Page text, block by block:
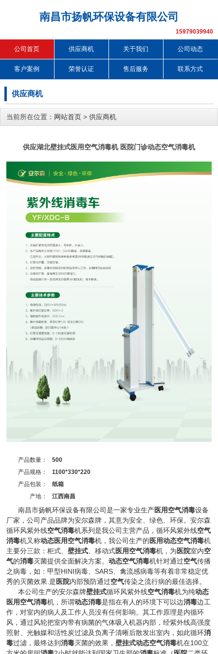
南昌市扬帆环保设备有限公司
15979039940
公司首页 供应商机 关于我们 公司动态
客户案例 荣誉认证 售后服务 联系方式
供应商机
当前所在位置： 网站首页 > 供应商机
供应湖北壁挂式医用空气消毒机 医院门诊动态空气消毒机
产品数量：
500
产品规格：
1100*330*220
产品包装：
纸箱
产地：
江西南昌
南昌市扬帆环保设备有限公司是一家专业生产医用空气消毒设备
厂家，公司产品品牌为安尔森牌，其意为安全、绿色、环保。安尔森
循环风紫外线空气消毒机系列是我公司主营产品，循环风紫外线空气
消毒机又称动态医用空气消毒机，我公司生产的医用动态空气消毒机
主要分三款：柜式、壁挂式 、移动式医用空气消毒机，为医院室内空
气的消毒灭菌提供全面解决方案。动态空气消毒机针对通过空气传播
之病毒，如：甲型HINI病毒、SARS 、禽流感病毒等有着非常稳定优
秀的灭菌效果 .是医院内部预防通过空气传染之流行病的最佳选择。
本公司生产的安尔森牌壁挂式循环风紫外线空气消毒机为纯动态
医用空气消毒机，所谓动态消毒是指在有人的环境下可以边消毒边工
作，对室内的病人及工作人员没有任何影响。其工作原理是内循环
风，通过风轮把室内带有病菌的气体吸入机器内部，经紫外线高强度
照射、光触媒和活性炭过滤及负离子清晰后散发出室内，如此循环消
毒过滤，最终达到消毒灭菌的效果，壁挂式动态空气消毒机在100立